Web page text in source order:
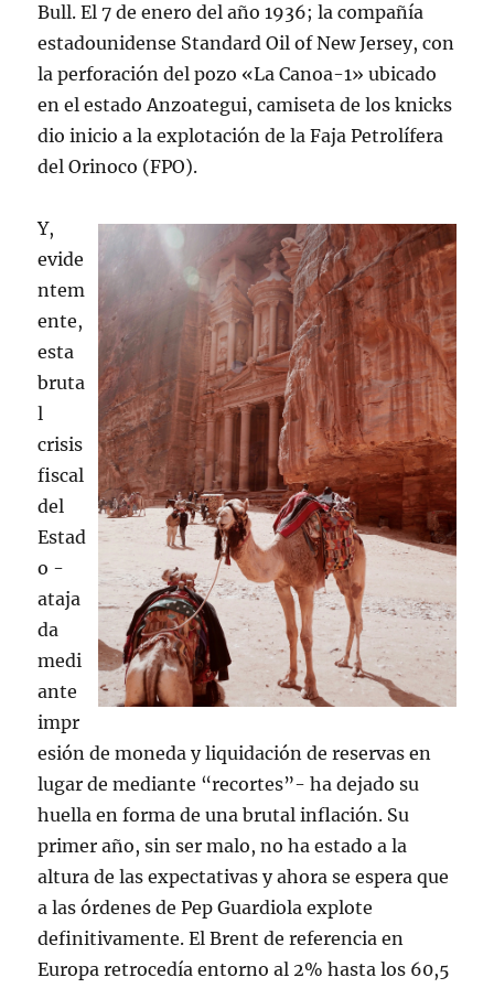
Bull. El 7 de enero del año 1936; la compañía
estadounidense Standard Oil of New Jersey, con
la perforación del pozo «La Canoa-1» ubicado
en el estado Anzoategui, camiseta de los knicks
dio inicio a la explotación de la Faja Petrolífera
del Orinoco (FPO).
Y,
evide
ntem
ente,
esta
bruta
l
crisis
fiscal
del
Estad
o -
ataja
da
medi
ante
impr
esión de moneda y liquidación de reservas en
lugar de mediante “recortes”- ha dejado su
huella en forma de una brutal inflación. Su
primer año, sin ser malo, no ha estado a la
altura de las expectativas y ahora se espera que
a las órdenes de Pep Guardiola explote
definitivamente. El Brent de referencia en
Europa retrocedía entorno al 2% hasta los 60,5